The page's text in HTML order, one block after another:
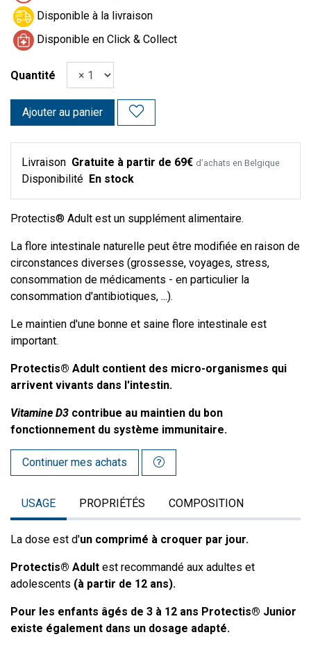
Disponible à la livraison
Disponible en Click & Collect
Quantité
Ajouter au panier
Livraison Gratuite à partir de 69€ d’achats en Belgique
Disponibilité En stock
Protectis® Adult est un supplément alimentaire.
La flore intestinale naturelle peut être modifiée en raison de
circonstances diverses (grossesse, voyages, stress,
consommation de médicaments - en particulier la
consommation d'antibiotiques, ...).
Le maintien d'une bonne et saine flore intestinale est
important.
Protectis® Adult contient des micro-organismes qui
arrivent vivants dans l'intestin.
Vitamine D3 contribue au maintien du bon
fonctionnement du système immunitaire.
Continuer mes achats
USAGE PROPRIÉTÉS COMPOSITION
La dose est d'un comprimé à croquer par jour.
Protectis® Adult est recommandé aux adultes et
adolescents (à partir de 12 ans).
Pour les enfants âgés de 3 à 12 ans Protectis® Junior
existe également dans un dosage adapté.